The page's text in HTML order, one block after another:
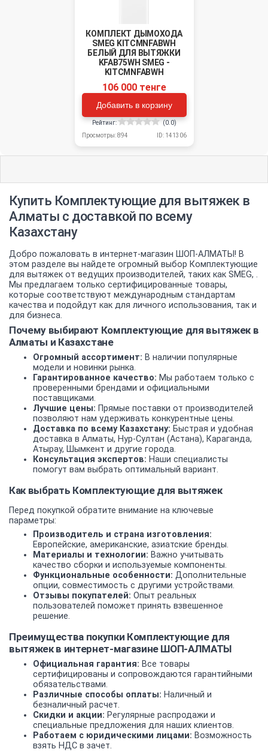
КОМПЛЕКТ ДЫМОХОДА
SMEG KITCMNFABWH
БЕЛЫЙ ДЛЯ ВЫТЯЖКИ
KFAB75WH SMEG -
KITCMNFABWH
106 000 тенге
Добавить в корзину
Рейтинг:
(0.0)
Просмотры: 894
ID: 141306
Купить Комплектующие для вытяжек в
Алматы с доставкой по всему
Казахстану
Добро пожаловать в интернет-магазин ШОП-АЛМАТЫ! В
этом разделе вы найдете огромный выбор Комплектующие
для вытяжек от ведущих производителей, таких как SMEG, .
Мы предлагаем только сертифицированные товары,
которые соответствуют международным стандартам
качества и подойдут как для личного использования, так и
для бизнеса.
Почему выбирают Комплектующие для вытяжек в
Алматы и Казахстане
Огромный ассортимент: В наличии популярные
модели и новинки рынка.
Гарантированное качество: Мы работаем только с
проверенными брендами и официальными
поставщиками.
Лучшие цены: Прямые поставки от производителей
позволяют нам удерживать конкурентные цены.
Доставка по всему Казахстану: Быстрая и удобная
доставка в Алматы, Нур-Султан (Астана), Караганда,
Атырау, Шымкент и другие города.
Консультация экспертов: Наши специалисты
помогут вам выбрать оптимальный вариант.
Как выбрать Комплектующие для вытяжек
Перед покупкой обратите внимание на ключевые
параметры:
Производитель и страна изготовления:
Европейские, американские, азиатские бренды.
Материалы и технологии: Важно учитывать
качество сборки и используемые компоненты.
Функциональные особенности: Дополнительные
опции, совместимость с другими устройствами.
Отзывы покупателей: Опыт реальных
пользователей поможет принять взвешенное
решение.
Преимущества покупки Комплектующие для
вытяжек в интернет-магазине ШОП-АЛМАТЫ
Официальная гарантия: Все товары
сертифицированы и сопровождаются гарантийными
обязательствами.
Различные способы оплаты: Наличный и
безналичный расчет.
Скидки и акции: Регулярные распродажи и
специальные предложения для наших клиентов.
Работаем с юридическими лицами: Возможность
взять НДС в зачет.